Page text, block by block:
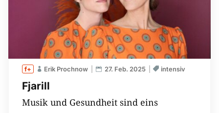
Fjarill
Erik Prochnow 27. Feb. 2025 intensiv
Musik und Gesundheit sind eins